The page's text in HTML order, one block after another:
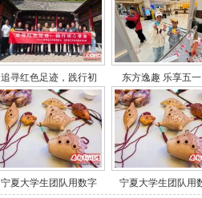
追寻红色足迹，践行初 东方逸趣 乐享五
宁夏大学生团队用数字 宁夏大学生团队用